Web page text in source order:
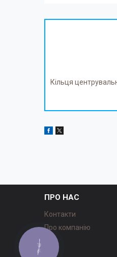
Кільця
ПРО НАС
Контакти
Про компанію
КНОПКА
ЗВ'ЯЗКУ